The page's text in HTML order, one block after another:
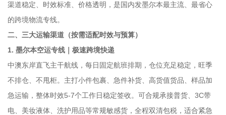
渠道稳定、时效标准、价格透明，是国内发墨尔本最主流、最省心
的跨境物流专线。
二、三大运输渠道（按需适配时效与预算）
1. 墨尔本空运专线｜极速跨境快递
中澳东岸直飞主干航线，每日固定航班排期，仓位充足稳定，旺季
不排仓、不甩柜。主打小件包裹、急件补货、高货值货品、样品加
急运输，整体时效5-7个工作日稳定签收。可合规承接普货、3C带
电、美妆液体、洗护用品等常规敏感货，全程双清包税，适合紧急